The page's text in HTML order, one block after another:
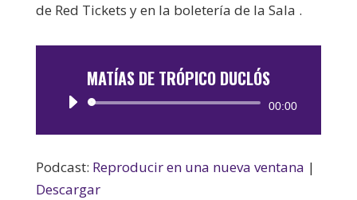
de Red Tickets y en la boletería de la Sala .
MATÍAS DE TRÓPICO DUCLÓS
Reproductor
00:00
Podcast: Reproducir en una nueva ventana |
Descargar